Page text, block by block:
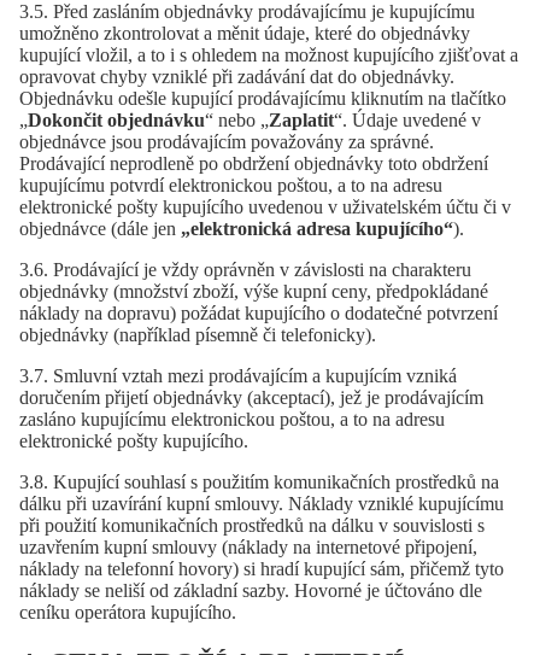
3.5. Před zasláním objednávky prodávajícímu je kupujícímu
umožněno zkontrolovat a měnit údaje, které do objednávky
kupující vložil, a to i s ohledem na možnost kupujícího zjišťovat a
opravovat chyby vzniklé při zadávání dat do objednávky.
Objednávku odešle kupující prodávajícímu kliknutím na tlačítko
„Dokončit objednávku“ nebo „Zaplatit“. Údaje uvedené v
objednávce jsou prodávajícím považovány za správné.
Prodávající neprodleně po obdržení objednávky toto obdržení
kupujícímu potvrdí elektronickou poštou, a to na adresu
elektronické pošty kupujícího uvedenou v uživatelském účtu či v
objednávce (dále jen „elektronická adresa kupujícího“).
3.6. Prodávající je vždy oprávněn v závislosti na charakteru
objednávky (množství zboží, výše kupní ceny, předpokládané
náklady na dopravu) požádat kupujícího o dodatečné potvrzení
objednávky (například písemně či telefonicky).
3.7. Smluvní vztah mezi prodávajícím a kupujícím vzniká
doručením přijetí objednávky (akceptací), jež je prodávajícím
zasláno kupujícímu elektronickou poštou, a to na adresu
elektronické pošty kupujícího.
3.8. Kupující souhlasí s použitím komunikačních prostředků na
dálku při uzavírání kupní smlouvy. Náklady vzniklé kupujícímu
při použití komunikačních prostředků na dálku v souvislosti s
uzavřením kupní smlouvy (náklady na internetové připojení,
náklady na telefonní hovory) si hradí kupující sám, přičemž tyto
náklady se neliší od základní sazby. Hovorné je účtováno dle
ceníku operátora kupujícího.